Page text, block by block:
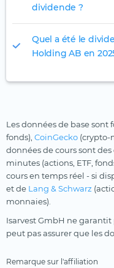
dividende ?
Quel a été le
Holding AB en
Les données de base sont
fonds), CoinGecko (crypto-
données de cours sont
minutes (actions, ETF,
cours en temps réel - si
et de Lang & Schwarz
monnaies).
Isarvest GmbH ne
peut pas assurer que les
Remarque sur l'affiliation